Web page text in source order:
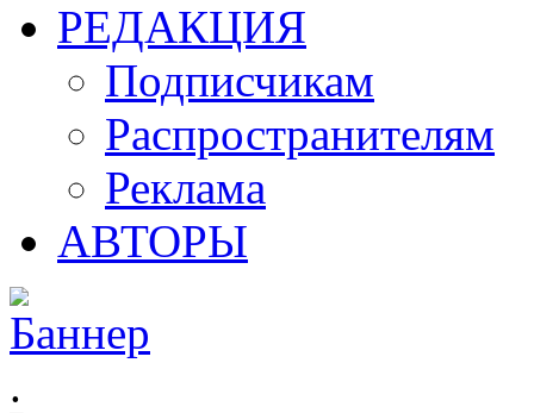
РЕДАКЦИЯ
Подписчикам
Распространителям
Реклама
АВТОРЫ
.